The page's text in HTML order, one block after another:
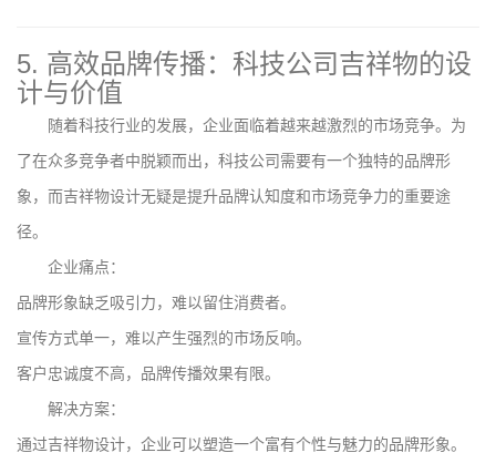
5. 高效品牌传播：科技公司吉祥物的设
计与价值
随着科技行业的发展，企业面临着越来越激烈的市场竞争。为
了在众多竞争者中脱颖而出，科技公司需要有一个独特的品牌形
象，而吉祥物设计无疑是提升品牌认知度和市场竞争力的重要途
径。
企业痛点：
品牌形象缺乏吸引力，难以留住消费者。
宣传方式单一，难以产生强烈的市场反响。
客户忠诚度不高，品牌传播效果有限。
解决方案：
通过吉祥物设计，企业可以塑造一个富有个性与魅力的品牌形象。